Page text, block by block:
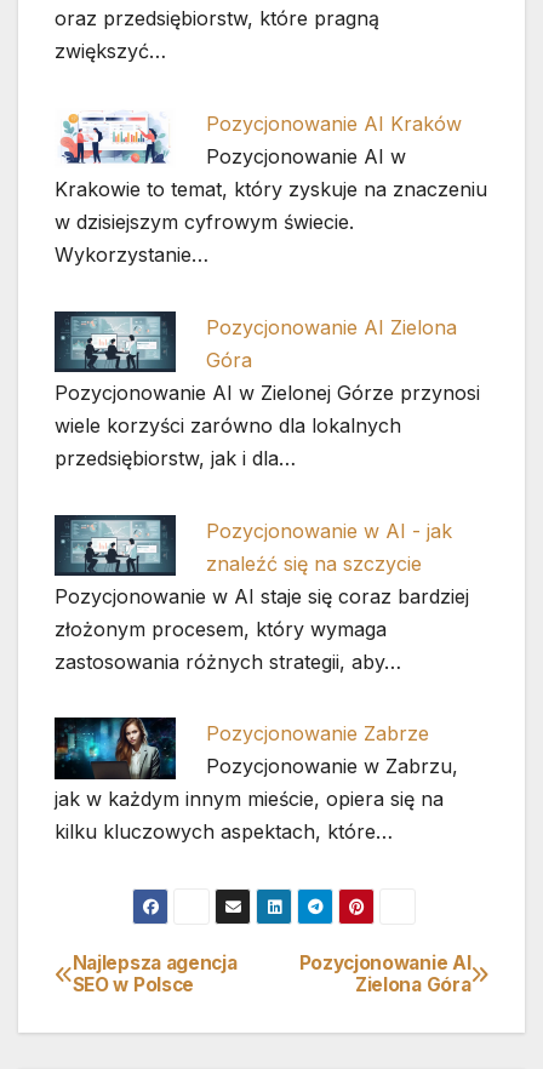
oraz przedsiębiorstw, które pragną
zwiększyć…
Pozycjonowanie AI Kraków
Pozycjonowanie AI w
Krakowie to temat, który zyskuje na znaczeniu
w dzisiejszym cyfrowym świecie.
Wykorzystanie…
Pozycjonowanie AI Zielona
Góra
Pozycjonowanie AI w Zielonej Górze przynosi
wiele korzyści zarówno dla lokalnych
przedsiębiorstw, jak i dla…
Pozycjonowanie w AI - jak
znaleźć się na szczycie
Pozycjonowanie w AI staje się coraz bardziej
złożonym procesem, który wymaga
zastosowania różnych strategii, aby…
Pozycjonowanie Zabrze
Pozycjonowanie w Zabrzu,
jak w każdym innym mieście, opiera się na
kilku kluczowych aspektach, które…
Nawigacja
wpisu
Pozycjonowanie AI
Zielona Góra
Najlepsza agencja
SEO w Polsce